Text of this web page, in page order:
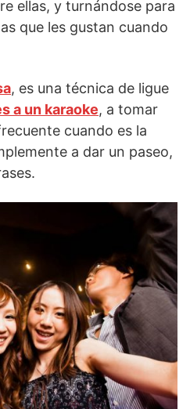
ellas, y turnándose para
que les gustan cuando
, es una técnica de ligue
a un karaoke, a tomar
cuando es la
a dar un paseo,